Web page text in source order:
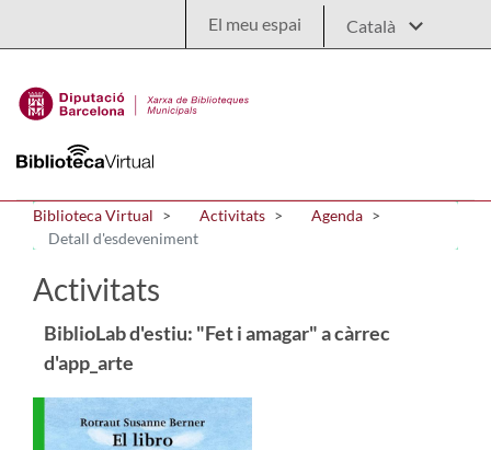
El meu espai
Biblioteca Virtual Activitats
Agenda
Detall d'esdeveniment
Activitats
BiblioLab d'estiu: "Fet i amagar" a càrrec
d'app_arte